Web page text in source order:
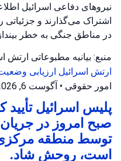
نیروهای دفاعی اسرائیل
اشتراک می‌گذارند و جزئیاتی
در مناطق جنگی به خطر
منبع: بیانیه مطبوعاتی ارتش
ارتش اسرائیل ارزیابی
امور حقوقی • آگوست 6, 2026 at 6:26 ب.ظ
پلیس اسرائیل
صبح امروز در
توسط منطقه مرکزی،
است، روحش شاد.